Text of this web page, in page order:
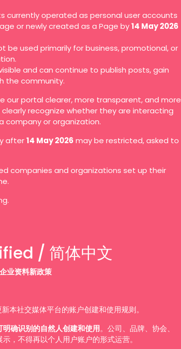
currently operated as personal user accounts
or newly created as a Page by14 May 2026
be used primarily for business, promotional, or
and can continue to publish posts, gain
the community.
our portal clearer, more transparent, and more
recognize whether they are interacting
company or organization.
after14 May 2026 may be restricted, asked to
companies and organizations set up their
/ 简体中文
业资料新政策
本社交媒体平台的账户创建和使用规则。
确识别的自然人创建和使用。公司、品牌、协会、
，不得再以个人用户账户的形式运营。